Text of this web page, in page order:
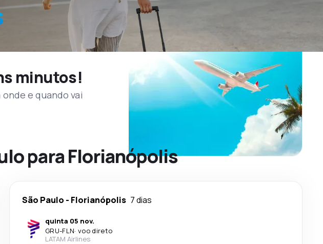
minutos!
e quando vai
para Florianópolis
São Paulo - Florianópolis 7 dias
quinta 05 nov.
GRU-FLN· voo direto
LATAM Airlines